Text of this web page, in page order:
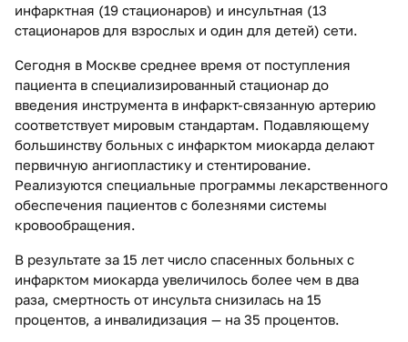
инфарктная (19 стационаров) и инсультная (13
стационаров для взрослых и один для детей) сети.
Сегодня в Москве среднее время от поступления
пациента в специализированный стационар до
введения инструмента в инфаркт-связанную артерию
соответствует мировым стандартам. Подавляющему
большинству больных с инфарктом миокарда делают
первичную ангиопластику и стентирование.
Реализуются специальные программы лекарственного
обеспечения пациентов с болезнями системы
кровообращения.
В результате за 15 лет число спасенных больных с
инфарктом миокарда увеличилось более чем в два
раза, смертность от инсульта снизилась на 15
процентов, а инвалидизация — на 35 процентов.